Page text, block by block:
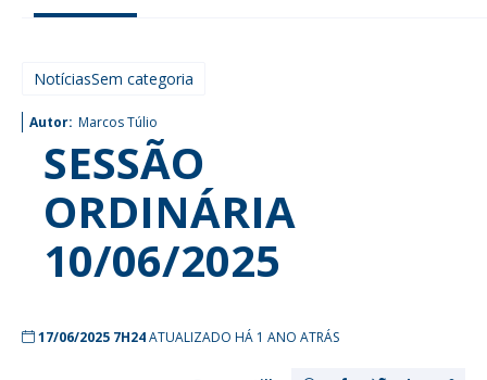
NotíciasSem categoria
Autor: Marcos Túlio
SESSÃO
ORDINÁRIA
10/06/2025
17/06/2025 7H24ATUALIZADO HÁ 1 ANO ATRÁS